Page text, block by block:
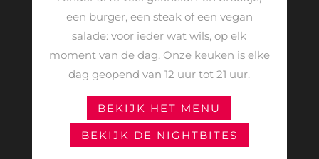
een burger, een steak of een vegan
salade: voor ieder wat wils, op elk
moment van de dag. Onze keuken is elke
dag geopend van 12 uur tot 21 uur.
BEKIJK HET MENU
BEKIJK DE NIGHTBITES